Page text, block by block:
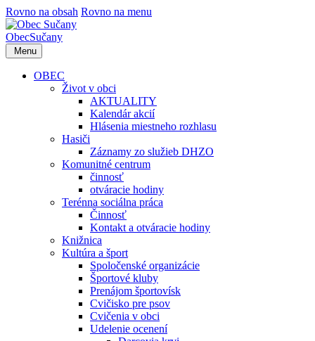
Rovno na obsah Rovno na menu
ObecSučany
Menu
OBEC
Život v obci
AKTUALITY
Kalendár akcií
Hlásenia miestneho rozhlasu
Hasiči
Záznamy zo služieb DHZO
Komunitné centrum
činnosť
otváracie hodiny
Terénna sociálna práca
Činnosť
Kontakt a otváracie hodiny
Knižnica
Kultúra a šport
Spoločenské organizácie
Športové kluby
Prenájom športovísk
Cvičisko pre psov
Cvičenia v obci
Udelenie ocenení